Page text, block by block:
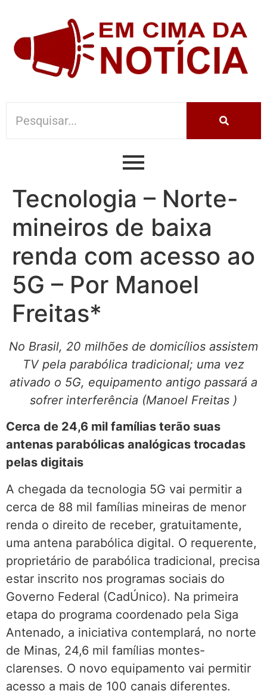
Tecnologia – Norte-
mineiros de baixa
renda com acesso ao
5G – Por Manoel
Freitas*
No Brasil, 20 milhões de domicílios assistem
TV pela parabólica tradicional; uma vez
ativado o 5G, equipamento antigo passará a
sofrer interferência (Manoel Freitas )
Cerca de 24,6 mil famílias terão suas
antenas parabólicas analógicas trocadas
pelas digitais
A chegada da tecnologia 5G vai permitir a
cerca de 88 mil famílias mineiras de menor
renda o direito de receber, gratuitamente,
uma antena parabólica digital. O requerente,
proprietário de parabólica tradicional, precisa
estar inscrito nos programas sociais do
Governo Federal (CadÚnico). Na primeira
etapa do programa coordenado pela Siga
Antenado, a iniciativa contemplará, no norte
de Minas, 24,6 mil famílias montes-
clarenses. O novo equipamento vai permitir
acesso a mais de 100 canais diferentes.